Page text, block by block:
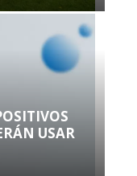
USAR